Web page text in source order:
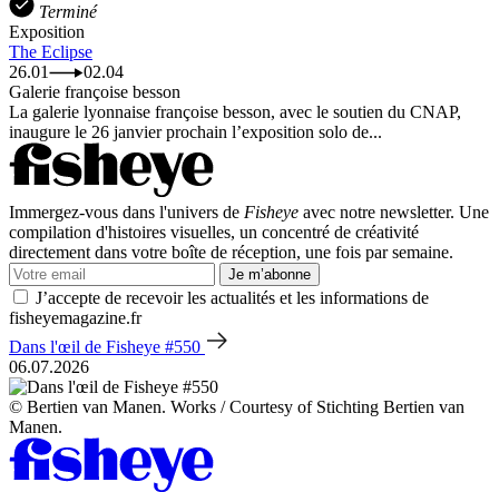
Terminé
Exposition
The Eclipse
26.01
02.04
Galerie françoise besson
La galerie lyonnaise françoise besson, avec le soutien du CNAP,
inaugure le 26 janvier prochain l’exposition solo de...
Immergez-vous dans l'univers de Fisheye avec notre newsletter. Une
compilation d'histoires visuelles, un concentré de créativité
directement dans votre boîte de réception, une fois par semaine.
Je m’abonne
J’accepte de recevoir les actualités et les informations de
fisheyemagazine.fr
Dans l'œil de Fisheye #550
06.07.2026
© Bertien van Manen. Works / Courtesy of Stichting Bertien van
Manen.